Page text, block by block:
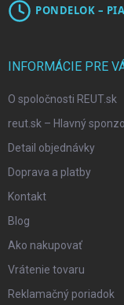
PONDELOK –
INFORMÁCIE PRE
O spoločnosti REUT.sk
reut.sk – Hlavný
Detail objednávky
Doprava a platby
Kontakt
Blog
Ako nakupovať
Vrátenie tovaru
Reklamačný poriadok